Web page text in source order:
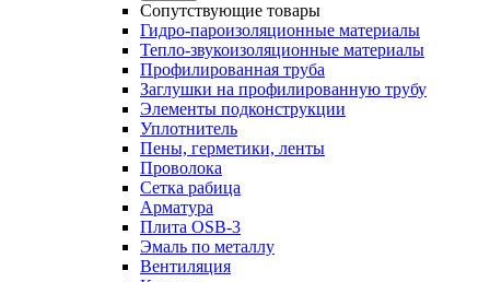
Сопутствующие товары
Гидро-пароизоляционные материалы
Тепло-звукоизоляционные материалы
Профилированная труба
Заглушки на профилированную трубу
Элементы подконструкции
Уплотнитель
Пены, герметики, ленты
Проволока
Сетка рабица
Арматура
Плита OSB-3
Эмаль по металлу
Вентиляция